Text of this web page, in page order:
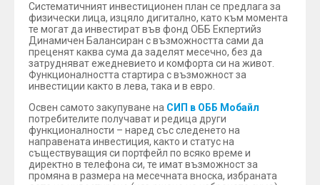
Систематичният инвестиционен план се предлага за
физически лица, изцяло дигитално, като към момента
те могат да инвестират във фонд ОББ Екпертийз
Динамичен Балансиран с възможността сами да
преценят каква сума да заделят месечно, без да
затрудняват ежедневието и комфорта си на живот.
Функционалността стартира с възможност за
инвестиции както в лева, така и в евро.
Освен самото закупуване на СИП в ОББ Мобайл
потребителите получават и редица други
функционалности – наред със следенето на
направената инвестиция, както и статус на
съществуващия си портфейл по всяко време и
директно в телефона си, те имат възможност за
промяна в размера на месечната вноска, избраната